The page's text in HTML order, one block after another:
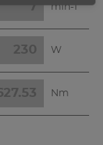
min-1
W
Nm